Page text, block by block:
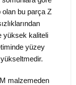
olan bu parça Z
yüksek kaliteli
yüzey
malzemeden